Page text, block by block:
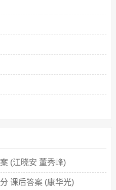
(江晓安 董秀峰)
课后答案 (康华光)